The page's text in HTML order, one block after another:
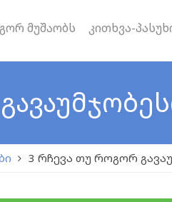
მუშაობს კითხვა-
3 რჩევა თუ როგორ